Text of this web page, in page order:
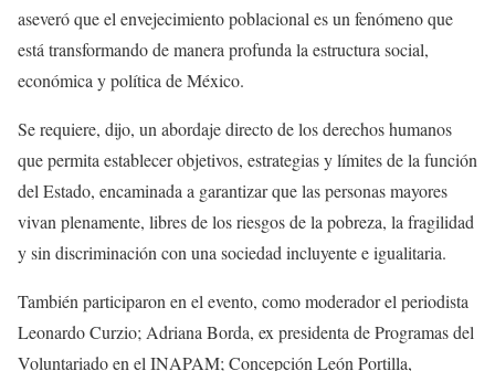
aseveró que el envejecimiento poblacional es un fenómeno que
está transformando de manera profunda la estructura social,
económica y política de México.
Se requiere, dijo, un abordaje directo de los derechos humanos
que permita establecer objetivos, estrategias y límites de la función
del Estado, encaminada a garantizar que las personas mayores
vivan plenamente, libres de los riesgos de la pobreza, la fragilidad
y sin discriminación con una sociedad incluyente e igualitaria.
También participaron en el evento, como moderador el periodista
Leonardo Curzio; Adriana Borda, ex presidenta de Programas del
Voluntariado en el INAPAM; Concepción León Portilla,